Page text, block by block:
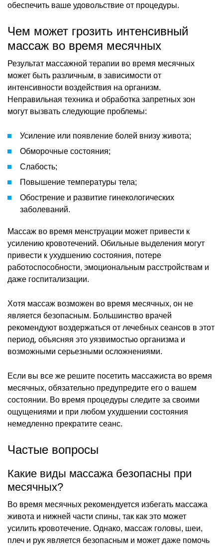
обеспечить ваше удовольствие от процедуры.
Чем может грозить интенсивный
массаж во время месячных
Результат массажной терапии во время месячных
может быть различным, в зависимости от
интенсивности воздействия на организм.
Неправильная техника и обработка запретных зон
могут вызвать следующие проблемы:
Усиление или появление болей внизу живота;
Обморочные состояния;
Слабость;
Повышение температуры тела;
Обострение и развитие гинекологических
заболеваний.
Массаж во время менструации может привести к
усилению кровотечений. Обильные выделения могут
привести к ухудшению состояния, потере
работоспособности, эмоциональным расстройствам и
даже госпитализации.
Хотя массаж возможен во время месячных, он не
является безопасным. Большинство врачей
рекомендуют воздержаться от лечебных сеансов в этот
период, объясняя это уязвимостью организма и
возможными серьезными осложнениями.
Если вы все же решите посетить массажиста во время
месячных, обязательно предупредите его о вашем
состоянии. Во время процедуры следите за своими
ощущениями и при любом ухудшении состояния
немедленно прекратите сеанс.
Частые вопросы
Какие виды массажа безопасны при
месячных?
Во время месячных рекомендуется избегать массажа
живота и нижней части спины, так как это может
усилить кровотечение. Однако, массаж головы, шеи,
плеч и рук является безопасным и может даже помочь